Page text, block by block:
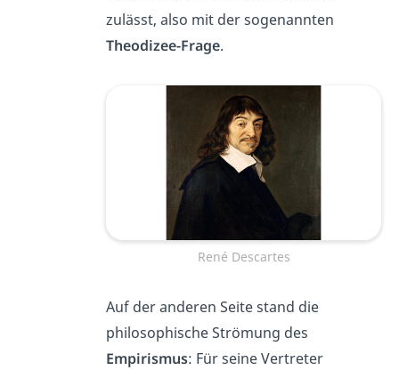
zulässt, also mit der sogenannten
Theodizee-Frage.
René Descartes
Auf der anderen Seite stand die
philosophische Strömung des
Empirismus: Für seine Vertreter